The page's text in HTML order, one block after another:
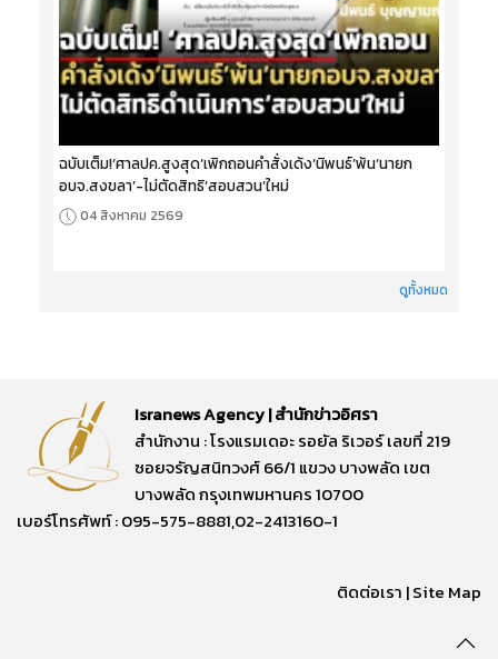
ฉบับเต็ม!‘ศาลปค.สูงสุด’เพิกถอนคำสั่งเด้ง‘นิพนธ์’พ้น‘นายก
อบจ.สงขลา’-ไม่ตัดสิทธิ‘สอบสวน’ใหม่
04 สิงหาคม 2569
ดูทั้งหมด
Isranews Agency | สำนักข่าวอิศรา
สำนักงาน : โรงแรมเดอะ รอยัล ริเวอร์ เลขที่ 219
ซอยจรัญสนิทวงศ์ 66/1 แขวง บางพลัด เขต
บางพลัด กรุงเทพมหานคร 10700
เบอร์โทรศัพท์ : 095-575-8881,02-2413160-1
ติดต่อเรา |Site Map